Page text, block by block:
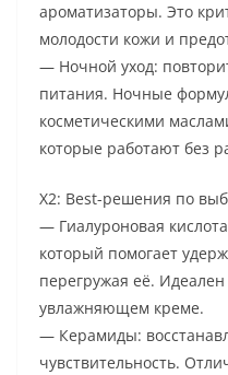
ароматизаторы. Это
молодости кожи и
— Ночной уход:
питания. Ночные
косметическими
которые работают без
Х2: Best-решения по
— Гиалуроновая
который помогает
перегружая её.
увлажняющем креме.
— Керамиды:
чувствительность.